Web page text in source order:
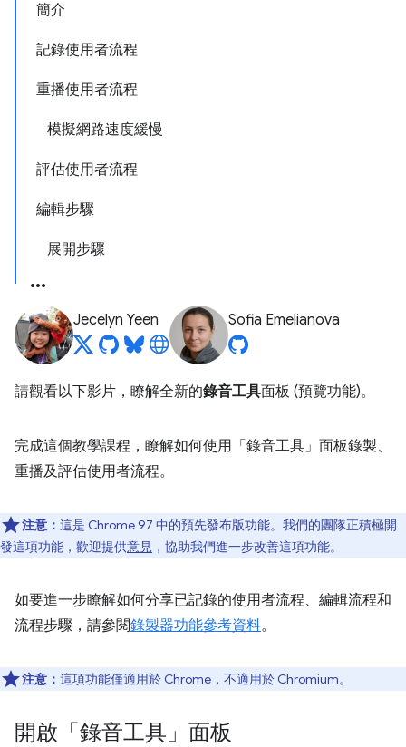
簡介
記錄使用者流程
重播使用者流程
模擬網路速度緩慢
評估使用者流程
編輯步驟
展開步驟
Jecelyn Yeen Sofia Emelianova
請觀看以下影片，瞭解全新的錄音工具面板 (預覽功能)。
完成這個教學課程，瞭解如何使用「錄音工具」 面板錄製、
重播及評估使用者流程。
注意： 這是 Chrome 97 中的預先發布版功能。我們的團隊正積極開
發這項功能，歡迎提供意見 ，協助我們進一步改善這項功能。
如要進一步瞭解如何分享已記錄的使用者流程、編輯流程和
流程步驟，請參閱錄製器功能參考資料。
注意： 這項功能僅適用於 Chrome，不適用於 Chromium。
開啟「錄音工具」面板